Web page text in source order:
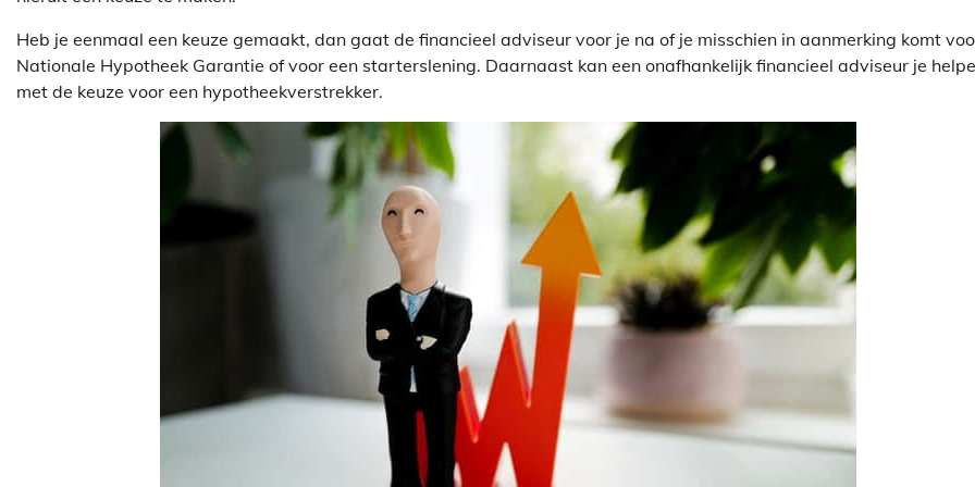
Heb je eenmaal een keuze gemaakt, dan gaat de financieel adviseur voor je na of je misschien in aanmerking komt
Nationale Hypotheek Garantie of voor een starterslening. Daarnaast kan een onafhankelijk financieel adviseur je
met de keuze voor een hypotheekverstrekker.